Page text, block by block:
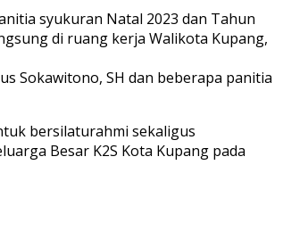
syukuran Natal 2023 dan Tahun
di ruang kerja Walikota Kupang,
Sokawitono, SH dan beberapa panitia
bersilaturahmi sekaligus
Besar K2S Kota Kupang pada